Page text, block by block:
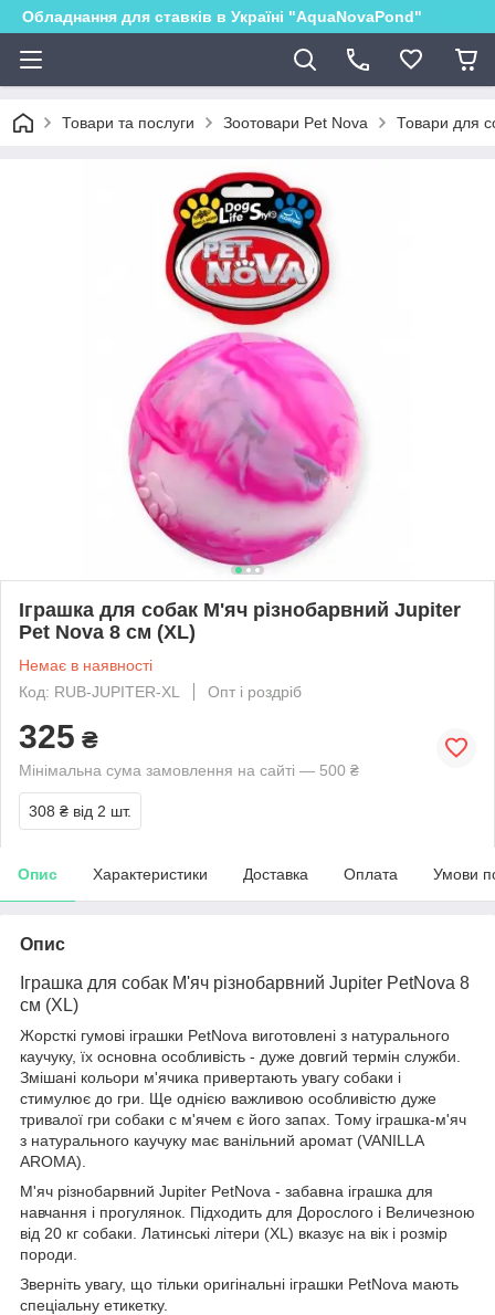
Обладнання для ставків в Україні "AquaNovaPond"
Товари та послуги Зоотовари Pet Nova Товари для
Іграшка для собак М'яч різнобарвний Jupiter
Pet Nova 8 см (XL)
Немає в наявності
Код: RUB-JUPITER-XL
Опт і роздріб
325 ₴
Мінімальна сума замовлення на сайті — 500 ₴
308 ₴ від 2 шт.
Опис Характеристики Доставка Оплата Умови
Опис
Іграшка для собак М'яч різнобарвний Jupiter PetNova 8
см (XL)
Жорсткі гумові іграшки PetNova виготовлені з натурального
каучуку, їх основна особливість - дуже довгий термін служби.
Змішані кольори м'ячика привертають увагу собаки і
стимулює до гри. Ще однією важливою особливістю дуже
тривалої гри собаки c м'ячем є його запах. Тому іграшка-м'яч
з натурального каучуку має ванільний аромат (VANILLA
AROMA).
М'яч різнобарвний Jupiter PetNova - забавна іграшка для
навчання і прогулянок. Підходить для Дорослого і Величезною
від 20 кг собаки. Латинські літери (XL) вказує на вік і розмір
породи.
Зверніть увагу, що тільки оригінальні іграшки PetNova мають
спеціальну етикетку.